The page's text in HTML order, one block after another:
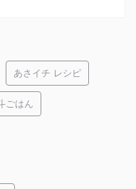
あさイチ レシピ
ごはん